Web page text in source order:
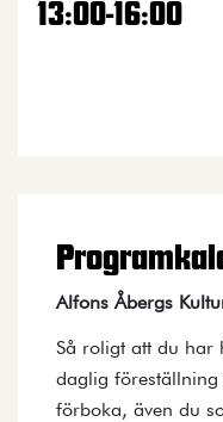
13:00-16:00
Alfons Åbergs
Så roligt att du har
daglig
förboka, även du